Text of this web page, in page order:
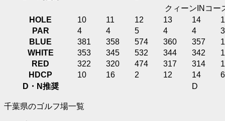
クィーンINコー
HOLE
10 11 12 13 14
PAR
4 4 5 4 4
3
BLUE
381 358 574 360 357
WHITE
353 345 532 344 342
RED
322 320 474 317 314
HDCP
10 16 2 12 14
6
D・N推奨
D
千葉県のゴルフ場一覧